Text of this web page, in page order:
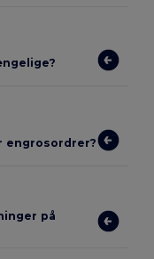
engrosordrer?
på